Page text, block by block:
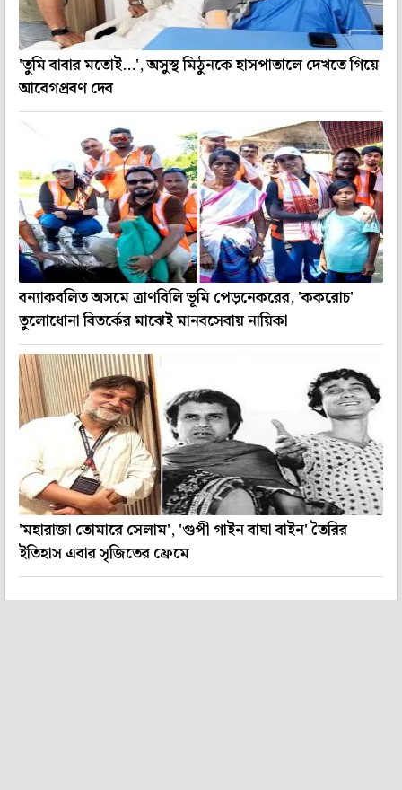
'তুমি বাবার মতোই...', অসুস্থ মিঠুনকে হাসপাতালে দেখতে গিয়ে
আবেগপ্রবণ দেব
বন্যাকবলিত অসমে ত্রাণবিলি ভূমি পেড়নেকরের, 'ককরোচ'
তুলোধোনা বিতর্কের মাঝেই মানবসেবায় নায়িকা
'মহারাজা তোমারে সেলাম', 'গুপী গাইন বাঘা বাইন' তৈরির
ইতিহাস এবার সৃজিতের ফ্রেমে